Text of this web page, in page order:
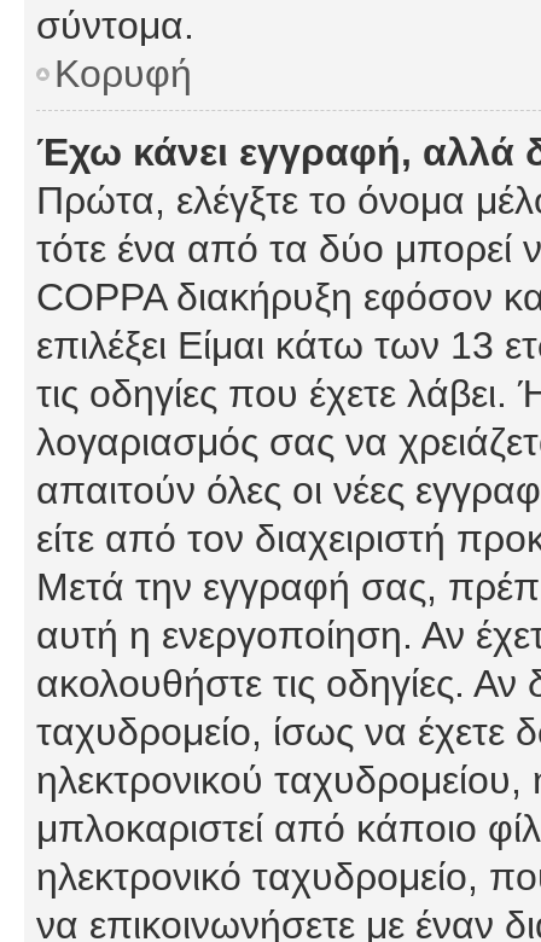
σύντομα.
Κορυφή
Έχω κάνει εγγραφή,
Πρώτα, ελέγξτε το όνομα
τότε ένα από τα δύο μπορεί
COPPA διακήρυξη εφόσον
επιλέξει Είμαι κάτω των 13
τις οδηγίες που έχετε λάβει.
λογαριασμός σας να
απαιτούν όλες οι νέες
είτε από τον διαχειριστή
Μετά την εγγραφή σας,
αυτή η ενεργοποίηση. Αν
ακολουθήστε τις οδηγίες. Αν
ταχυδρομείο, ίσως να έχετε
ηλεκτρονικού ταχυδρομείου,
μπλοκαριστεί από κάποιο
ηλεκτρονικό ταχυδρομείο,
να επικοινωνήσετε με έναν